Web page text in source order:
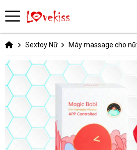
Sextoy Nữ Máy massage cho nữ